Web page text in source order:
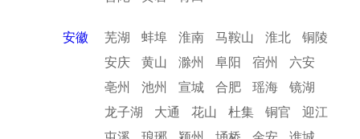
安徽 芜湖 蚌埠 淮南 马鞍山 淮北
铜陵
安庆
黄山 滁州 阜阳 宿州
六安
亳州
池州 宣城 合肥 瑶海
镜湖
龙子湖
大通 花山 杜集 铜官
迎江